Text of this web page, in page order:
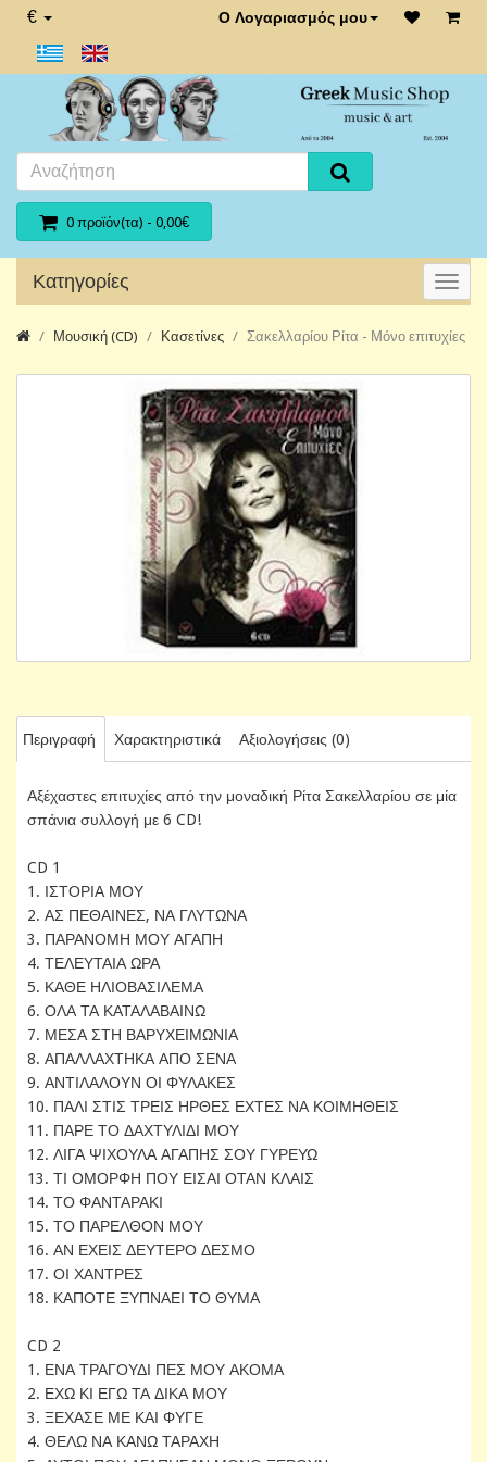
€ Ο Λογαριασμός μου
0 προϊόν(τα) - 0,00€
Κατηγορίες
Μουσική (CD) Κασετίνες Σακελλαρίου Ρίτα - Μόνο επιτυχίες
Περιγραφή Χαρακτηριστικά Αξιολογήσεις (0)
Αξέχαστες επιτυχίες από την μοναδική Ρίτα Σακελλαρίου σε μία
σπάνια συλλογή με 6 CD!
CD 1
1. ΙΣΤΟΡΙΑ ΜΟΥ
2. ΑΣ ΠΕΘΑΙΝΕΣ, ΝΑ ΓΛΥΤΩΝΑ
3. ΠΑΡΑΝΟΜΗ ΜΟΥ ΑΓΑΠΗ
4. ΤΕΛΕΥΤΑΙΑ ΩΡΑ
5. ΚΑΘΕ ΗΛΙΟΒΑΣΙΛΕΜΑ
6. ΟΛΑ ΤΑ ΚΑΤΑΛΑΒΑΙΝΩ
7. ΜΕΣΑ ΣΤΗ ΒΑΡΥΧΕΙΜΩΝΙΑ
8. ΑΠΑΛΛΑΧΤΗΚΑ ΑΠΟ ΣΕΝΑ
9. ΑΝΤΙΛΑΛΟΥΝ ΟΙ ΦΥΛΑΚΕΣ
10. ΠΑΛΙ ΣΤΙΣ ΤΡΕΙΣ ΗΡΘΕΣ ΕΧΤΕΣ ΝΑ ΚΟΙΜΗΘΕΙΣ
11. ΠΑΡΕ ΤΟ ΔΑΧΤΥΛΙΔΙ ΜΟΥ
12. ΛΙΓΑ ΨΙΧΟΥΛΑ ΑΓΑΠΗΣ ΣΟΥ ΓΥΡΕΥΩ
13. ΤΙ ΟΜΟΡΦΗ ΠΟΥ ΕΙΣΑΙ ΟΤΑΝ ΚΛΑΙΣ
14. ΤΟ ΦΑΝΤΑΡΑΚΙ
15. ΤΟ ΠΑΡΕΛΘΟΝ ΜΟΥ
16. ΑΝ ΕΧΕΙΣ ΔΕΥΤΕΡΟ ΔΕΣΜΟ
17. ΟΙ ΧΑΝΤΡΕΣ
18. ΚΑΠΟΤΕ ΞΥΠΝΑΕΙ ΤΟ ΘΥΜΑ
CD 2
1. ΕΝΑ ΤΡΑΓΟΥΔΙ ΠΕΣ ΜΟΥ ΑΚΟΜΑ
2. ΕΧΩ ΚΙ ΕΓΩ ΤΑ ΔΙΚΑ ΜΟΥ
3. ΞΕΧΑΣΕ ΜΕ ΚΑΙ ΦΥΓΕ
4. ΘΕΛΩ ΝΑ ΚΑΝΩ ΤΑΡΑΧΗ